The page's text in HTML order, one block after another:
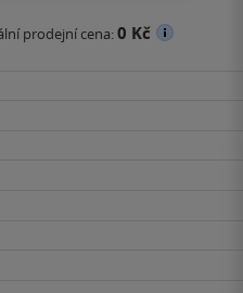
prodejní cena:0 Kč